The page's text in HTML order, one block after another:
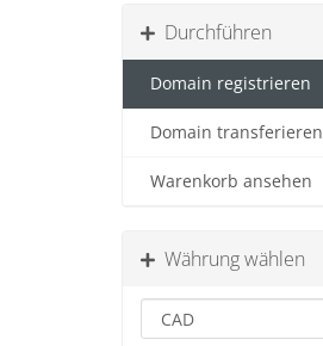
Durchführen
Domain registrieren
Domain transferieren
Warenkorb ansehen
Währung wählen